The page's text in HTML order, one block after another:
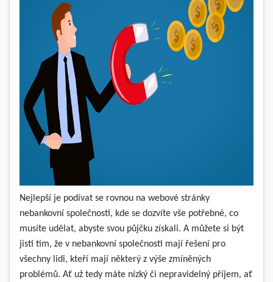
Nejlepší je podívat se rovnou na webové stránky
nebankovní společnosti, kde se dozvíte vše potřebné, co
musíte udělat, abyste svou půjčku získali. A můžete si být
jisti tím, že v nebankovní společnosti mají řešení pro
všechny lidi, kteří mají některý z výše zmíněných
problémů. Ať už tedy máte nízký či nepravidelný příjem, ať